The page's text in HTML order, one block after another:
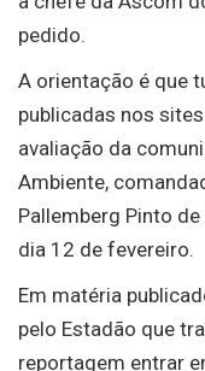
pedido.
A orientação é que
publicadas nos
avaliação da
Ambiente,
Pallemberg Pinto
dia 12 de fevereiro.
Em matéria
pelo Estadão que
reportagem entrar